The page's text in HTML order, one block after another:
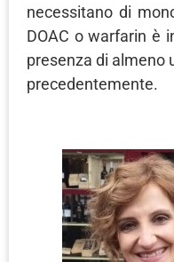
necessitano di
DOAC o warfarin è
presenza di almeno
precedentemente.